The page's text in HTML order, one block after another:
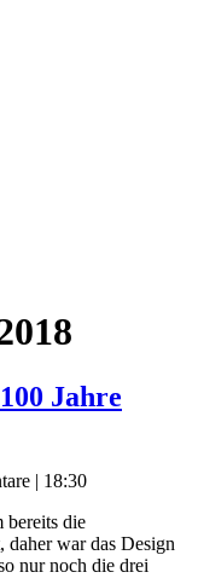
Jahre
| 18:30
bereits die
daher war das Design
nur noch die drei